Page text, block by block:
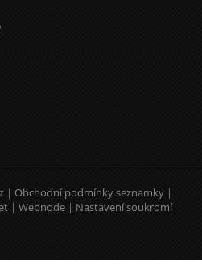
| Obchodní podmínky seznamky |
| Webnode | Nastavení soukromí